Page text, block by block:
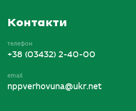
Контакти
телефон
+38 (03432) 2-40-00
email
nppverhovuna@ukr.net